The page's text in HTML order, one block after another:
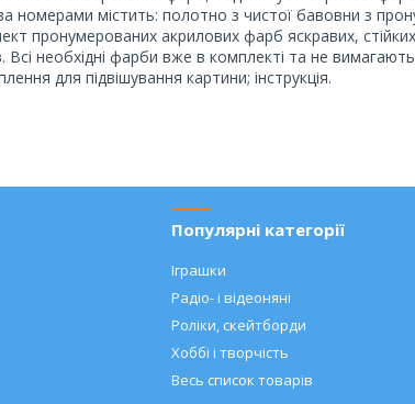
номерами містить: полотно з чистої бавовни з
пронумерованих акрилових фарб яскравих,
Всі необхідні фарби вже в комплекті та не
для підвішування картини; інструкція.
Популярні категорії
Іграшки
Радіо- і відеоняні
Роліки, скейтборди
Хоббі і творчість
Весь список товарів